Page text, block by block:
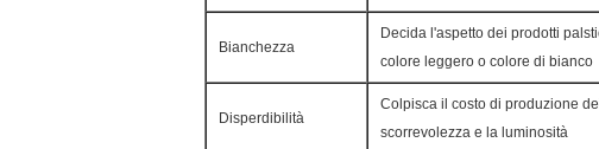
Bianchezza
Decida l'aspetto dei prodotti
colore leggero o colore di bianco
Disperdibilità
Colpisca il costo di produzione
scorrevolezza e la luminosità